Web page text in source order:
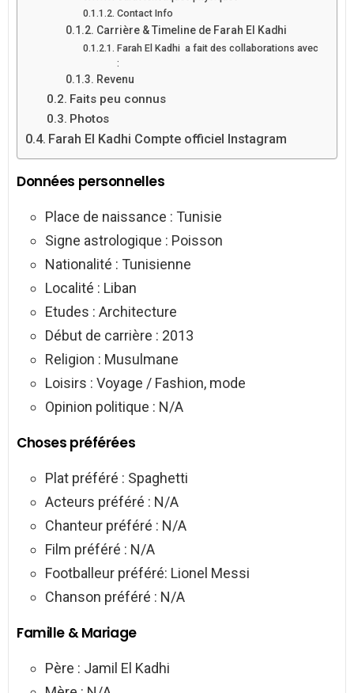
Contact Info
Carrière & Timeline de Farah El Kadhi
Farah El Kadhi a fait des collaborations avec
:
Revenu
Faits peu connus
Photos
Farah El Kadhi Compte officiel Instagram
Données personnelles
Place de naissance : Tunisie
Signe astrologique : Poisson
Nationalité : Tunisienne
Localité : Liban
Etudes : Architecture
Début de carrière : 2013
Religion : Musulmane
Loisirs : Voyage / Fashion, mode
Opinion politique : N/A
Choses préférées
Plat préféré : Spaghetti
Acteurs préféré : N/A
Chanteur préféré : N/A
Film préféré : N/A
Footballeur préféré: Lionel Messi
Chanson préféré : N/A
Famille & Mariage
Père : Jamil El Kadhi